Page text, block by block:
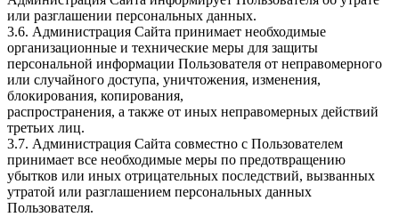
или разглашении персональных данных.
3.6. Администрация Сайта принимает необходимые
организационные и технические меры для защиты
персональной информации Пользователя от неправомерного
или случайного доступа, уничтожения, изменения,
блокирования, копирования,
распространения, а также от иных неправомерных действий
третьих лиц.
3.7. Администрация Сайта совместно с Пользователем
принимает все необходимые меры по предотвращению
убытков или иных отрицательных последствий, вызванных
утратой или разглашением персональных данных
Пользователя.